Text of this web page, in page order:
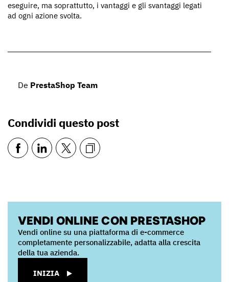
eseguire, ma soprattutto, i vantaggi e gli svantaggi legati
ad ogni azione svolta.
De PrestaShop Team
Condividi questo post
VENDI ONLINE CON PRESTASHOP
Vendi online su una piattaforma di e-commerce
completamente personalizzabile, adatta alla crescita
della tua azienda.
INIZIA